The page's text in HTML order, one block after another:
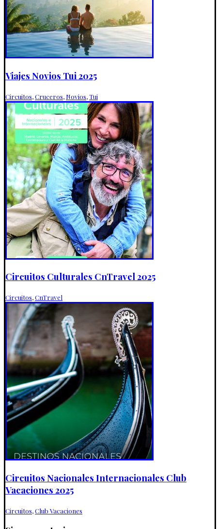
Viajes Novios Tui 2025
Circuitos,Cruceros, Novios,Tui
Circuitos Culturales CnTravel 2025
Circuitos,CnTravel
Circuitos Nacionales Internacionales Club
Vacaciones 2025
Circuitos,Club Vacaciones